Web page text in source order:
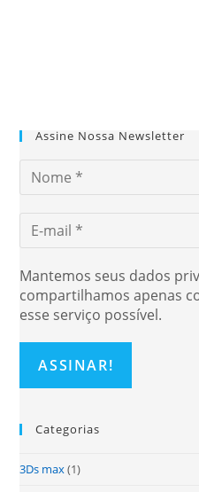
Assine Nossa Newsletter
Mantemos seus dados
compartilhamos apenas
esse serviço possível.
Categorias
3Ds max(1)